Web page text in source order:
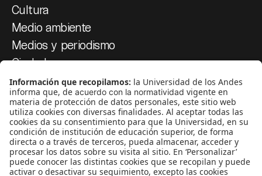
Cultura
Medio ambiente
Medios y periodismo
Ciudad
Movilización social
¿Quiénes somos?
Podcasts
Ediciones especiales